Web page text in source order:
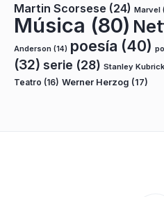
Martin Scorsese (24) Marvel
Música (80)
Anderson (14) poesía (40)
(32) serie (28) Stanley Kubrick
Teatro (16) Werner Herzog (17)